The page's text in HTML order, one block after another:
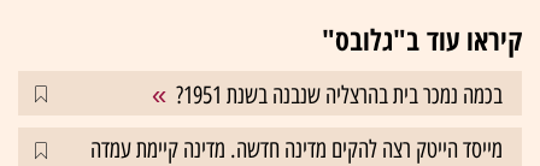
קיראו עוד ב"גלובס"
בכמה נמכר בית בהרצליה שנבנה בשנת 1951?
מייסד הייטק רצה להקים מדינה חדשה. מדינה קיימת עמדה